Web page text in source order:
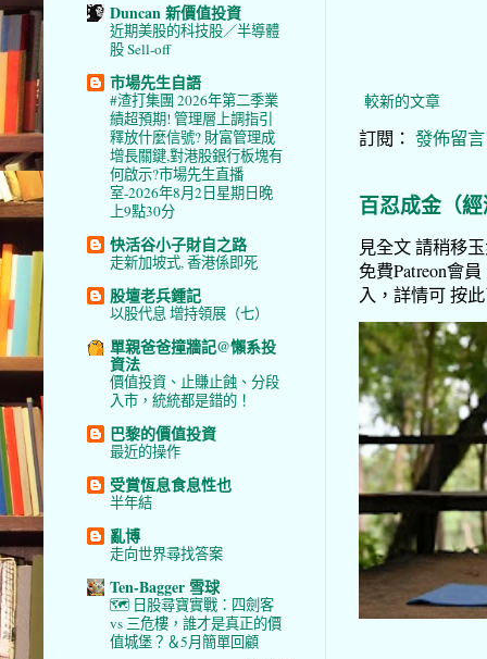
較新的文章
訂閱： 發佈留
百忍成金（
見全文 請稍移
免費Patreon會
入，詳情可 按
Duncan 新價值投資
近期美股的科技股／半導體
股 Sell-off
市場先生自語
#渣打集團 2026年第二季業
績超預期! 管理層上調指引
釋放什麼信號? 財富管理成
增長關鍵,對港股銀行板塊有
何啟示?市場先生直播
室-2026年8月2日星期日晚
上9點30分
快活谷小子財自之路
走新加坡式, 香港係即死
股壇老兵鍾記
以股代息 增持領展（七）
單親爸爸撞牆記@懶系投
資法
價值投資、止賺止蝕、分段
入市，統統都是錯的！
巴黎的價值投資
最近的操作
受賞恆息食息性也
半年結
亂博
走向世界尋找答案
Ten-Bagger 雪球
🗺️ 日股尋寶實戰：四劍客
vs 三危樓，誰才是真正的價
值城堡？＆5月簡單回顧